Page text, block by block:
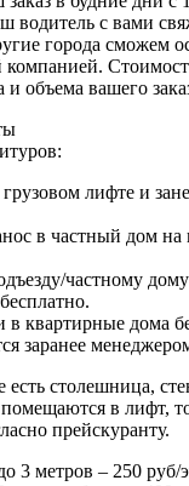
водитель с вами
города сможем
компанией.
и объема вашего
лифте и
в частный дом
частному дому
квартирные дома
заранее
есть столешница,
в лифт,
прейскуранту.
3 метров – 250 руб/